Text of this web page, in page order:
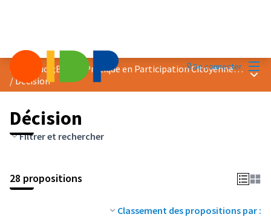
Se connecter
Prix &quot;Bonne Pratique en Participation Citoyenne&quot; 2023
/Décision
Décision
Filtrer et rechercher
28 propositions
Classement des propositions par :